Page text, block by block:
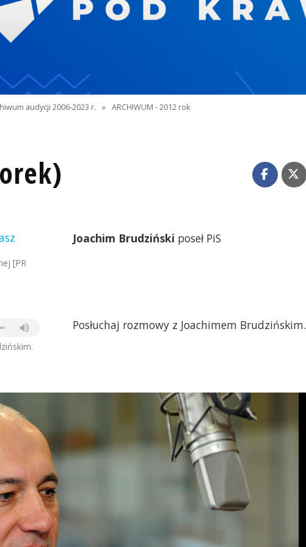
audycji 2006-2023 r. » ARCHIWUM - 2012 rok
[PR
Joachim Brudziński poseł PiS
Posłuchaj rozmowy z Joachimem Brudzińskim.